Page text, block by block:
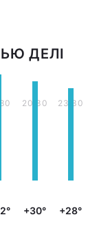
ДЕЛІ
20:30
+30°
23:30
+28°